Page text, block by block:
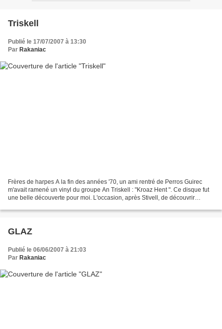
Triskell
Publié le 17/07/2007 à 13:30
Par Rakaniac
Frères de harpes A la fin des années '70, un ami rentré de Perros Guirec
m'avait ramené un vinyl du groupe An Triskell : "Kroaz Hent ". Ce disque fut
une belle découverte pour moi. L'occasion, après Stivell, de découvrir
GLAZ
Publié le 06/06/2007 à 21:03
Par Rakaniac